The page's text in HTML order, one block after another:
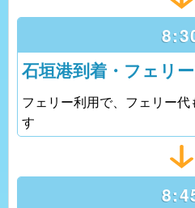
石垣港到着・フェリ
フェリー利用で、フェリー
す